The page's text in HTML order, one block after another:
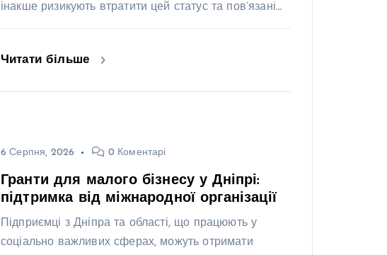
інакше ризикують втратити цей статус та пов’язані…
Читати більше
6 Серпня, 2026 0 Коментарі
Гранти для малого бізнесу у Дніпрі:
підтримка від міжнародної організації
Підприємці з Дніпра та області, що працюють у
соціально важливих сферах, можуть отримати